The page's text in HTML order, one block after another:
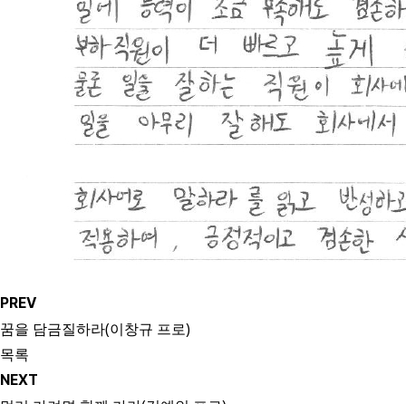
PREV
꿈을 담금질하라(이창규 프로)
목록
NEXT